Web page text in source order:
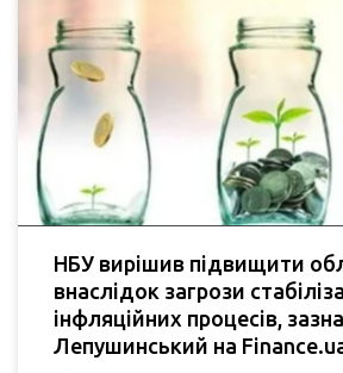
НБУ вирішив підвищити
внаслідок загрози
інфляційних процесів,
Лепушинський на